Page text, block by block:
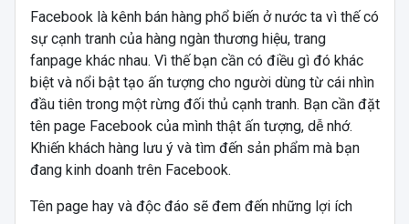
Facebook là kênh bán hàng phổ biến ở nước ta vì thế có
sự cạnh tranh của hàng ngàn thương hiệu, trang
fanpage khác nhau. Vì thế bạn cần có điều gì đó khác
biệt và nổi bật tạo ấn tượng cho người dùng từ cái nhìn
đầu tiên trong một rừng đối thủ cạnh tranh. Bạn cần đặt
tên page Facebook của mình thật ấn tượng, dễ nhớ.
Khiến khách hàng lưu ý và tìm đến sản phẩm mà bạn
đang kinh doanh trên Facebook.
Tên page hay và độc đáo sẽ đem đến những lợi ích